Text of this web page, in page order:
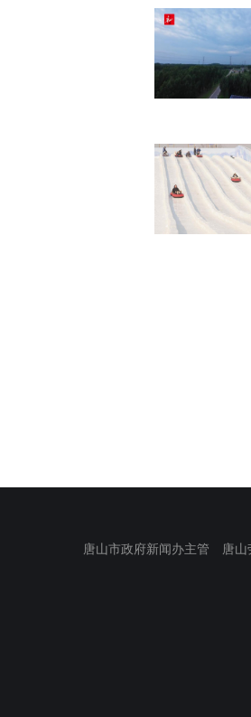
唐山市政府新闻办主管 唐山